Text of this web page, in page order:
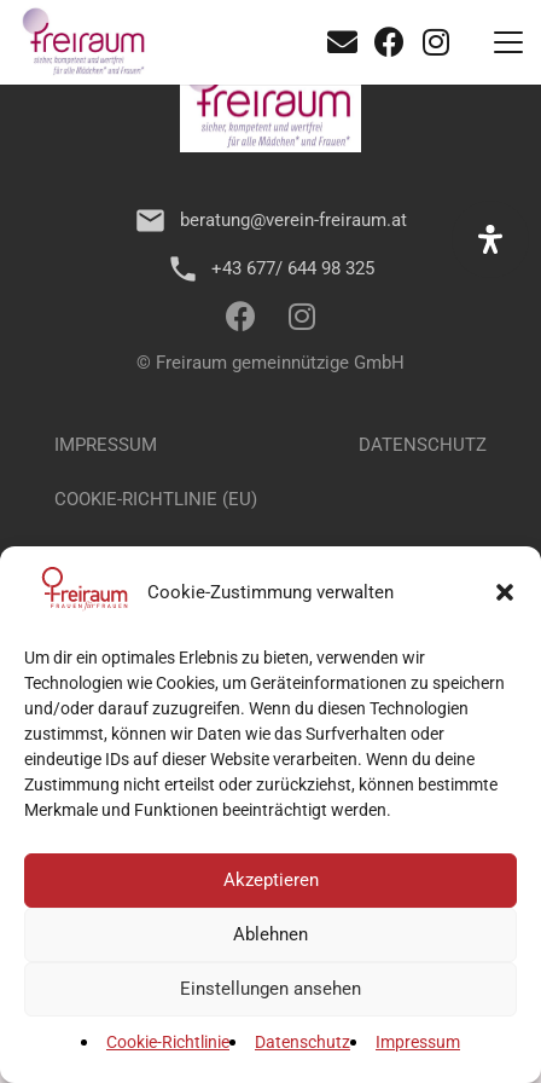
Cookie-Zustimmung verwalten
Um dir ein optimales Erlebnis zu bieten, verwenden wir
Technologien wie Cookies, um Geräteinformationen zu speichern
und/oder darauf zuzugreifen. Wenn du diesen Technologien
zustimmst, können wir Daten wie das Surfverhalten oder
eindeutige IDs auf dieser Website verarbeiten. Wenn du deine
Zustimmung nicht erteilst oder zurückziehst, können bestimmte
Merkmale und Funktionen beeinträchtigt werden.
Akzeptieren
Ablehnen
Einstellungen ansehen
Cookie-Richtlinie Datenschutz Impressum
mail beratung@verein-freiraum.at
phone +43 677/ 644 98 325
© Freiraum gemeinnützige GmbH
IMPRESSUM DATENSCHUTZ
COOKIE-RICHTLINIE (EU)